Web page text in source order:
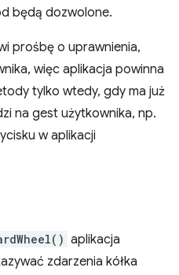
będą dozwolone.
prośbę o uprawnienia,
więc aplikacja powinna
tylko wtedy, gdy ma już
na gest użytkownika, np.
w aplikacji
aplikacja
zdarzenia kółka